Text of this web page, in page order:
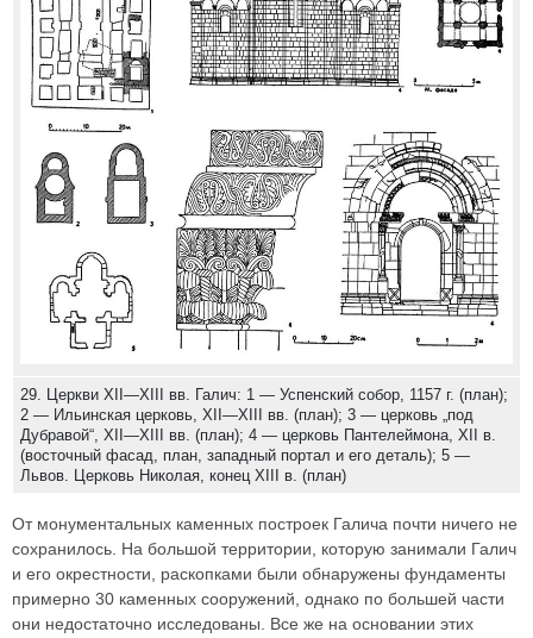
29. Церкви XII—XIII вв. Галич: 1 — Успенский собор, 1157 г. (план);
2 — Ильинская церковь, XII—XIII вв. (план); 3 — церковь „под
Дубравой“, XII—XIII вв. (план); 4 — церковь Пантелеймона, XII в.
(восточный фасад, план, западный портал и его деталь); 5 —
Львов. Церковь Николая, конец XIII в. (план)
От монументальных каменных построек Галича почти ничего не
сохранилось. На большой территории, которую занимали Галич
и его окрестности, раскопками были обнаружены фундаменты
примерно 30 каменных сооружений, однако по большей части
они недостаточно исследованы. Все же на основании этих